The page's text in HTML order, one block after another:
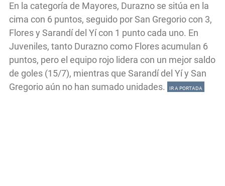
En la categoría de Mayores, Durazno se sitúa en la
cima con 6 puntos, seguido por San Gregorio con 3,
Flores y Sarandí del Yí con 1 punto cada uno. En
Juveniles, tanto Durazno como Flores acumulan 6
puntos, pero el equipo rojo lidera con un mejor saldo
de goles (15/7), mientras que Sarandí del Yí y San
Gregorio aún no han sumado unidades.
IR A PORTADA